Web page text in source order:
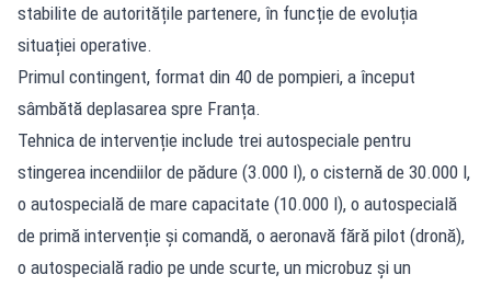
stabilite de autoritățile partenere, în funcție de evoluția
situației operative.
Primul contingent, format din 40 de pompieri, a început
sâmbătă deplasarea spre Franța.
Tehnica de intervenție include trei autospeciale pentru
stingerea incendiilor de pădure (3.000 l), o cisternă de 30.000 l,
o autospecială de mare capacitate (10.000 l), o autospecială
de primă intervenție și comandă, o aeronavă fără pilot (dronă),
o autospecială radio pe unde scurte, un microbuz și un